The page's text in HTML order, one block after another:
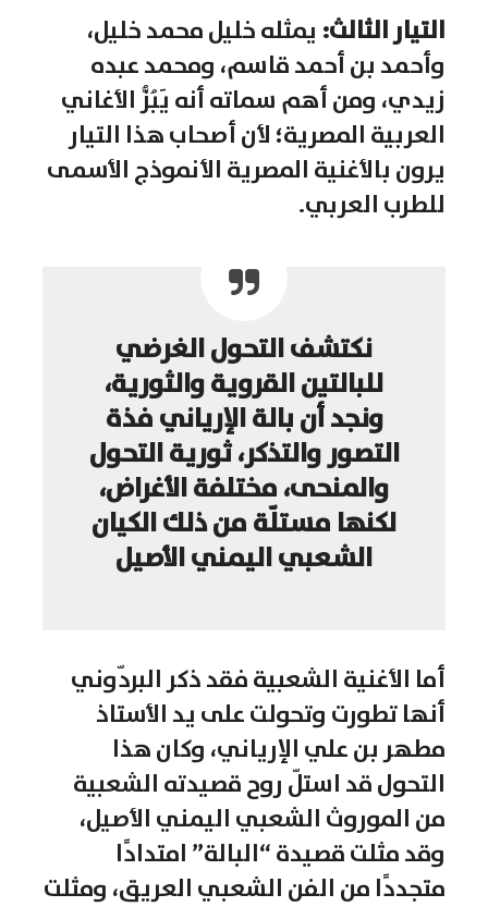
التيار الثالث: يمثله خليل محمد خليل،
وأحمد بن أحمد قاسم، ومحمد عبده
زيدي، ومن أهم سماته أنه يَبُزُّ الأغاني
العربية المصرية؛ لأن أصحاب هذا التيار
يرون بالأغنية المصرية الأنموذج الأسمى
للطرب العربي.
نكتشف التحول الغرضي
للبالتين القروية والثورية،
ونجد أن بالة الإرياني فذة
التصور والتذكر، ثورية التحول
والمنحى، مختلفة الأغراض،
لكنها مستلّة من ذلك الكيان
الشعبي اليمني الأصيل
أما الأغنية الشعبية فقد ذكر البردّوني
أنها تطورت وتحولت على يد الأستاذ
مطهر بن علي الإرياني، وكان هذا
التحول قد استلّ روح قصيدته الشعبية
من الموروث الشعبي اليمني الأصيل،
وقد مثلت قصيدة “البالة” امتدادًا
متجددًا من الفن الشعبي العريق، ومثلت